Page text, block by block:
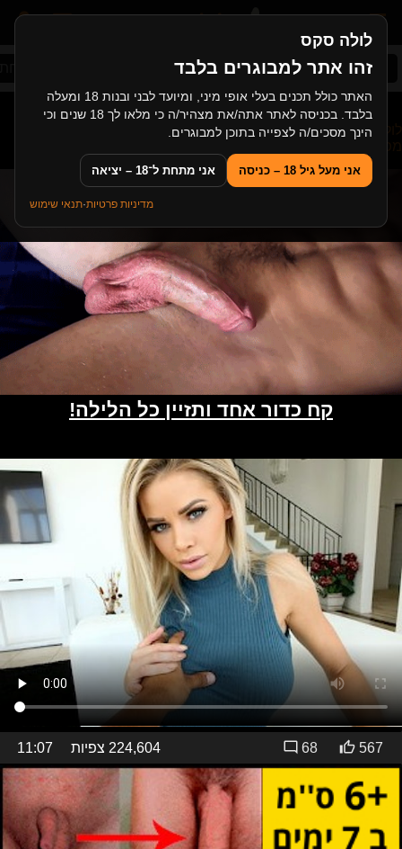
לולה סקס
זהו אתר למבוגרים בלבד
האתר כולל תכנים בעלי אופי מיני, ומיועד לבני ובנות 18 ומעלה
בלבד. בכניסה לאתר אתה/את מצהיר/ה כי מלאו לך 18 שנים וכי
הינך מסכים/ה לצפייה בתוכן למבוגרים.
אני מעל גיל 18 – כניסה אני מתחת ל־18 – יציאה
מדיניות פרטיות·תנאי שימוש
סקס ישראלי בלונדיניות
לולה סקס>סקס במשפחה> מילף חרמנית בלונדינית ובודדה
11:07 224,604 צפיות 567
68